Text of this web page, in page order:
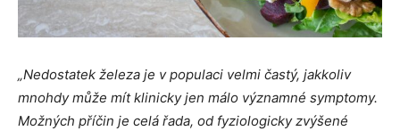
„Nedostatek železa je v populaci velmi častý, jakkoliv
mnohdy může mít klinicky jen málo významné symptomy.
Možných příčin je celá řada, od fyziologicky zvýšené